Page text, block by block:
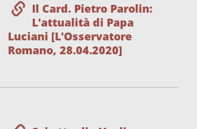
Il Card. Pietro Parolin:
L'attualità di Papa
Luciani [L'Osservatore
Romano, 28.04.2020]